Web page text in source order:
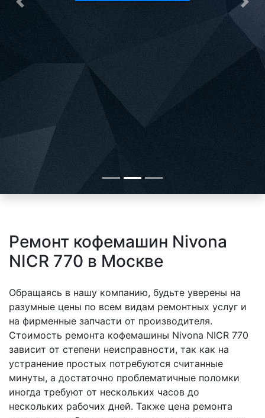
Предыдущая
Ремонт кофемашин Nivona
NICR 770 в Москве
Обращаясь в нашу компанию, будьте уверены на
разумные цены по всем видам ремонтных услуг и
на фирменные запчасти от производителя.
Стоимость ремонта кофемашины Nivona NICR 770
зависит от степени неисправности, так как на
устранение простых потребуются считанные
минуты, а достаточно проблематичные поломки
иногда требуют от нескольких часов до
нескольких рабочих дней. Также цена ремонта